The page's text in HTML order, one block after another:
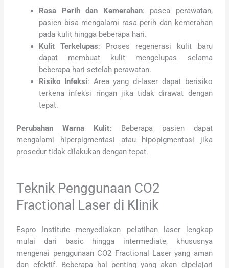
Rasa Perih dan Kemerahan: pasca perawatan,
pasien bisa mengalami rasa perih dan kemerahan
pada kulit hingga beberapa hari.
Kulit Terkelupas: Proses regenerasi kulit baru
dapat membuat kulit mengelupas selama
beberapa hari setelah perawatan.
Risiko Infeksi: Area yang di-laser dapat berisiko
terkena infeksi ringan jika tidak dirawat dengan
tepat.
Perubahan Warna Kulit: Beberapa pasien dapat
mengalami hiperpigmentasi atau hipopigmentasi jika
prosedur tidak dilakukan dengan tepat.
Teknik Penggunaan CO2
Fractional Laser di Klinik
Espro Institute menyediakan pelatihan laser lengkap
mulai dari basic hingga intermediate, khususnya
mengenai penggunaan CO2 Fractional Laser yang aman
dan efektif. Beberapa hal penting yang akan dipelajari